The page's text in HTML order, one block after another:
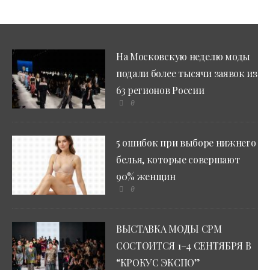
На Московскую неделю моды
подали более тысячи заявок из
63 регионов России
0
5 ошибок при выборе нижнего
белья, которые совершают
90% женщин
0
ВЫСТАВКА МОДЫ CPM
СОСТОИТСЯ 1–4 СЕНТЯБРЯ В
“КРОКУС ЭКСПО”